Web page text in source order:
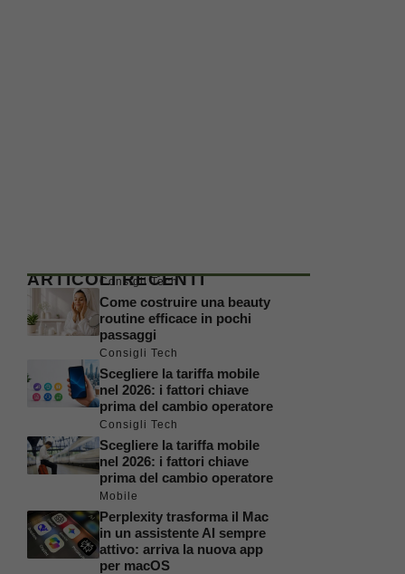
ARTICOLI RECENTI
Consigli Tech
Come costruire una beauty
routine efficace in pochi
passaggi
Consigli Tech
Scegliere la tariffa mobile
nel 2026: i fattori chiave
prima del cambio operatore
Consigli Tech
Scegliere la tariffa mobile
nel 2026: i fattori chiave
prima del cambio operatore
Mobile
Perplexity trasforma il Mac
in un assistente AI sempre
attivo: arriva la nuova app
per macOS